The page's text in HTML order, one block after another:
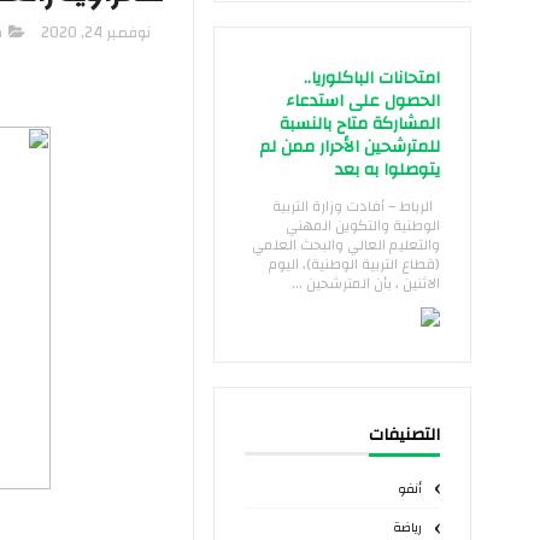
امتحانات الباكلوريا..
الحصول على استدعاء
المشاركة متاح بالنسبة
للمترشحين الأحرار ممن لم
يتوصلوا به بعد
الرباط – أفادت وزارة التربية
الوطنية والتكوين المهني
والتعليم العالي والبحث العلمي
(قطاع التربية الوطنية)، اليوم
الاثنين ، بأن المترشحين ...
التصنيفات
أنفو
رياضة
نوفمبر 24, 2020